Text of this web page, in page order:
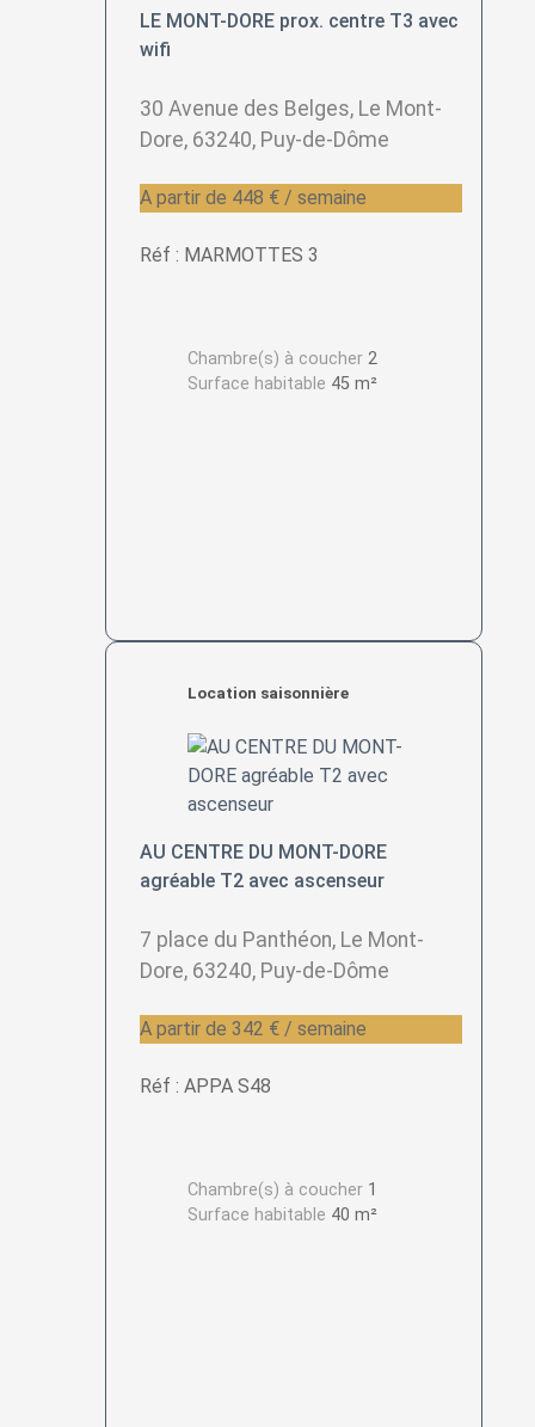
LE MONT-DORE prox. centre T3 avec
wifi
30 Avenue des Belges, Le Mont-
Dore, 63240, Puy-de-Dôme
A partir de 448 € / semaine
Réf : MARMOTTES 3
Chambre(s) à coucher 2
Surface habitable 45 m²
Location saisonnière
AU CENTRE DU MONT-DORE
agréable T2 avec ascenseur
7 place du Panthéon, Le Mont-
Dore, 63240, Puy-de-Dôme
A partir de 342 € / semaine
Réf : APPA S48
Chambre(s) à coucher 1
Surface habitable 40 m²